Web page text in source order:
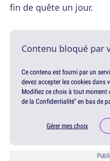
fin de quête un jour.
Contenu bloqué par
Ce contenu est fourni par un
devez accepter les cookies dans
Modifiez ce choix à tout moment
de la Confidentialité" en bas de
Gérer mes choix